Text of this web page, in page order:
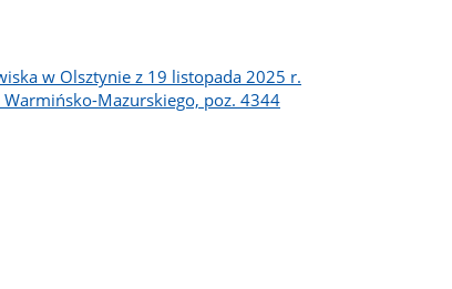
w Olsztynie z 19 listopada 2025 r.
Mazurskiego, poz. 4344